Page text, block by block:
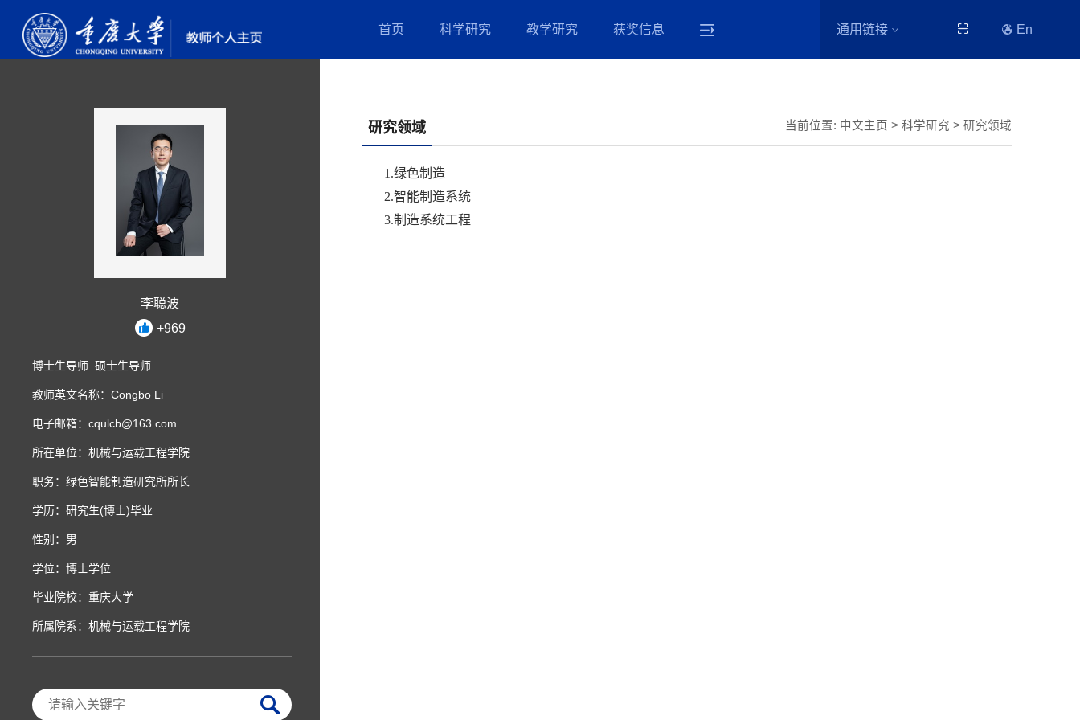
首页 科学研究 教学研究 获奖信息 通用链接 En
李聪波
+969
博士生导师 硕士生导师
教师英文名称：Congbo Li
电子邮箱： cqulcb@163.com
所在单位：机械与运载工程学院
职务：绿色智能制造研究所所长
学历：研究生(博士)毕业
性别：男
学位：博士学位
毕业院校：重庆大学
所属院系：机械与运载工程学院
当前位置: 中文主页 >科学研究 >研究领域
研究领域
1.绿色制造
2.智能制造系统
3.制造系统工程